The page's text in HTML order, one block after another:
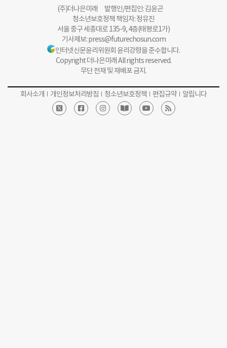
(주)더나은미래 발행인/편집인: 김윤곤
청소년보호정책 책임자: 정유진
서울 중구 세종대로 135-9, 4층(태평로1가)
기사제보:press@futurechosun.com
인터넷신문윤리위원회 윤리강령을 준수합니다.
Copyright 더나은미래 All rights reserved.
무단 전재 및 재배포 금지.
회사소개 개인정보처리방침 청소년보호정책 편집규약 알립니다